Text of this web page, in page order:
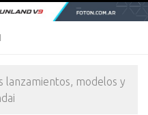
lanzamientos, modelos y